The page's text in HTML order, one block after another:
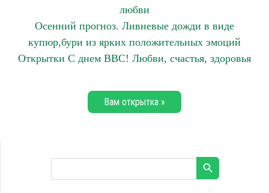
любви
Осенний прогноз. Ливневые дожди в виде
купюр,бури из ярких положительных эмоций
Открытки С днем ВВС! Любви, счастья, здоровья
Вам открытка »